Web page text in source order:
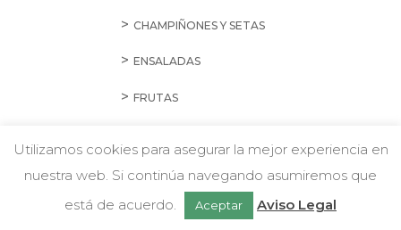
CHAMPIÑONES Y SETAS
ENSALADAS
FRUTAS
HIERBAS AROMÁTICAS
HORTALIZAS
Chatea con nosotros
Utilizamos cookies para asegurar la mejor experiencia en
nuestra web. Si continúa navegando asumiremos que
está de acuerdo.
Aceptar Aviso Legal